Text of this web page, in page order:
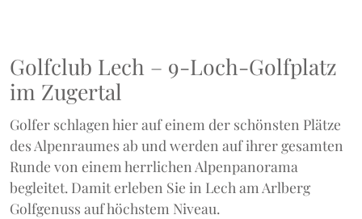
Golfclub Lech – 9-Loch-Golfplatz
im Zugertal
Golfer schlagen hier auf einem der schönsten Plätze
des Alpenraumes ab und werden auf ihrer gesamten
Runde von einem herrlichen Alpenpanorama
begleitet. Damit erleben Sie in Lech am Arlberg
Golfgenuss auf höchstem Niveau.